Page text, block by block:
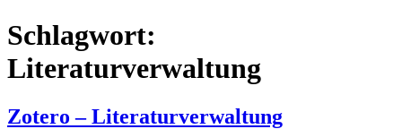
Schlagwort:
Literaturverwaltung
Zotero – Literaturverwaltung